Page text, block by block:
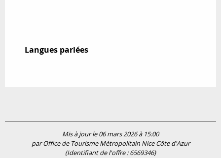
Langues parlées
Langues parlées
Mis à jour le 06 mars 2026 à 15:00
par Office de Tourisme Métropolitain Nice Côte d'Azur
(Identifiant de l'offre :6569346)